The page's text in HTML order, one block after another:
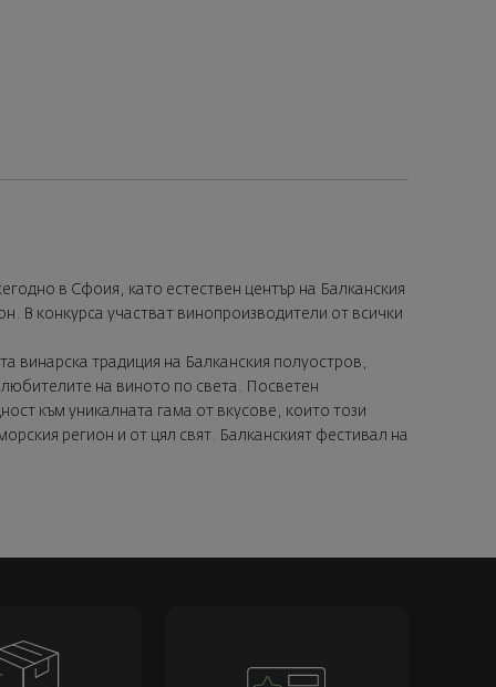
в Сфоия, като естествен център на Балканския
В конкурса участват винопроизводители от всички
традиция на Балканския полуостров,
на виното по света. Посветен
към уникалната гама от вкусове, които този
регион и от цял свят. Балканският фестивал на